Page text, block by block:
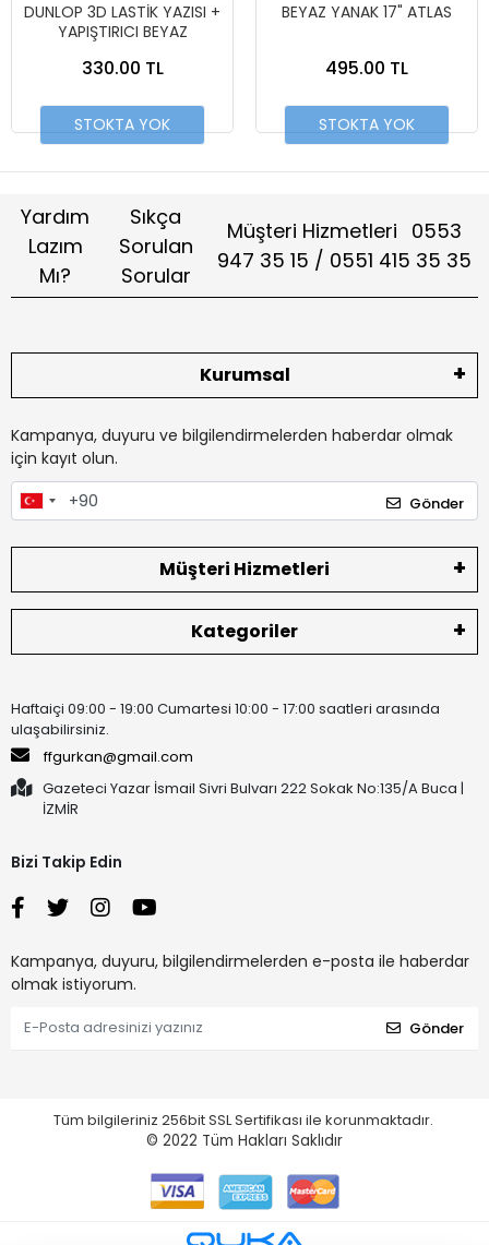
DUNLOP 3D LASTİK YAZISI +
YAPIŞTIRICI BEYAZ
330.00 TL
STOKTA YOK
BEYAZ YANAK 17" ATLAS
495.00 TL
STOKTA YOK
Yardım
Lazım
Mı?
Sıkça
Sorulan
Sorular
Müşteri Hizmetleri 0553
947 35 15 / 0551 415 35 35
Kurumsal
Kampanya, duyuru ve bilgilendirmelerden haberdar olmak
için kayıt olun.
Gönder
Müşteri Hizmetleri
Kategoriler
Haftaiçi 09:00 - 19:00 Cumartesi 10:00 - 17:00 saatleri arasında
ulaşabilirsiniz.
ffgurkan@gmail.com
Gazeteci Yazar İsmail Sivri Bulvarı 222 Sokak No:135/A Buca |
İZMİR
Bizi Takip Edin
Kampanya, duyuru, bilgilendirmelerden e-posta ile haberdar
olmak istiyorum.
Gönder
Tüm bilgileriniz 256bit SSL Sertifikası ile korunmaktadır.
© 2022 Tüm Hakları Saklıdır